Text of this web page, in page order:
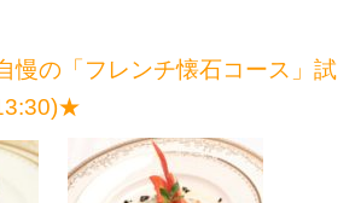
慢の「フレンチ懐石コース」試